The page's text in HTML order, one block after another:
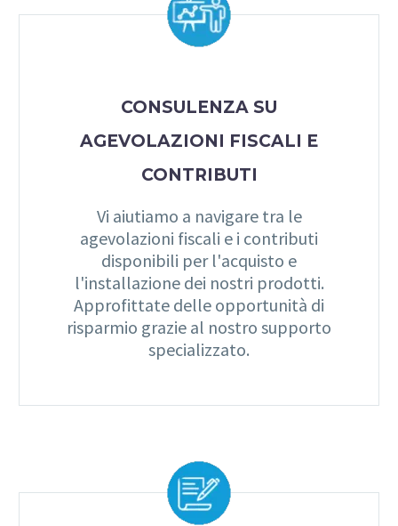
CONSULENZA SU
AGEVOLAZIONI FISCALI E
CONTRIBUTI
Vi aiutiamo a navigare tra le
agevolazioni fiscali e i contributi
disponibili per l'acquisto e
l'installazione dei nostri prodotti.
Approfittate delle opportunità di
risparmio grazie al nostro supporto
specializzato.